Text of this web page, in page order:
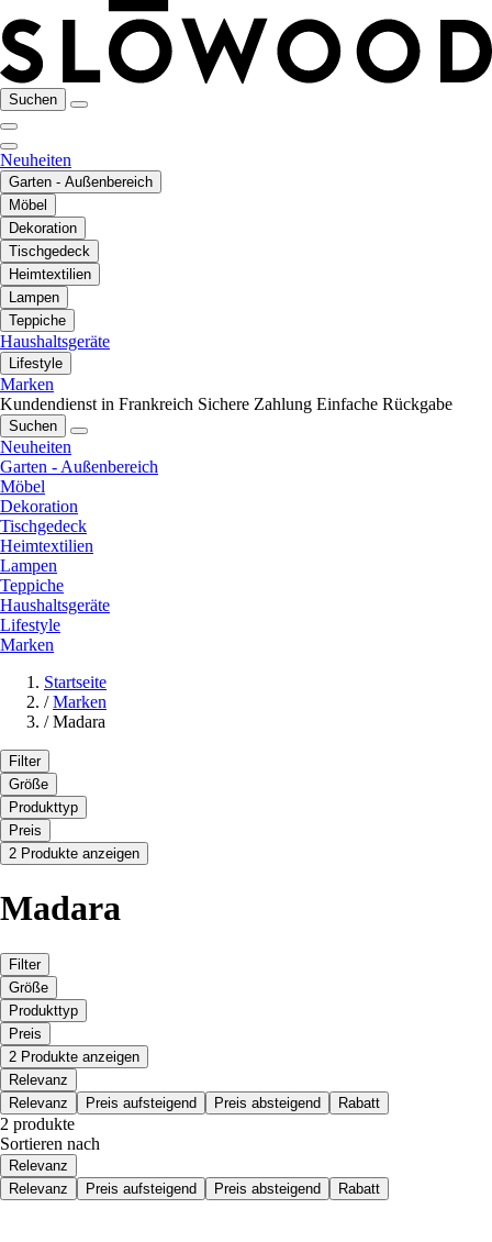
Suchen
Neuheiten
Garten - Außenbereich
Möbel
Dekoration
Tischgedeck
Heimtextilien
Lampen
Teppiche
Haushaltsgeräte
Lifestyle
Marken
Kundendienst in Frankreich Sichere Zahlung Einfache Rückgabe
Suchen
Neuheiten
Garten - Außenbereich
Möbel
Dekoration
Tischgedeck
Heimtextilien
Lampen
Teppiche
Haushaltsgeräte
Lifestyle
Marken
Startseite
/ Marken
/ Madara
Filter
Größe
Produkttyp
Preis
2 Produkte anzeigen
Madara
Filter
Größe
Produkttyp
Preis
2 Produkte anzeigen
Relevanz
Relevanz
Preis aufsteigend Preis absteigend Rabatt
2 produkte
Sortieren nach
Relevanz
Relevanz
Preis aufsteigend Preis absteigend Rabatt